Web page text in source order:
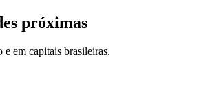
próximas
e em capitais brasileiras.